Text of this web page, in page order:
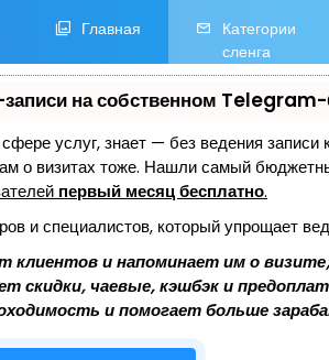
Главная
Категории
сленга
на собственном
услуг, знает — без ведения
о визитах тоже. Нашли самый
первый месяц бесплатно.
и специалистов, который упрощает
клиентов и напоминает им о
скидки, чаевые, кэшбэк и
и помогает больше